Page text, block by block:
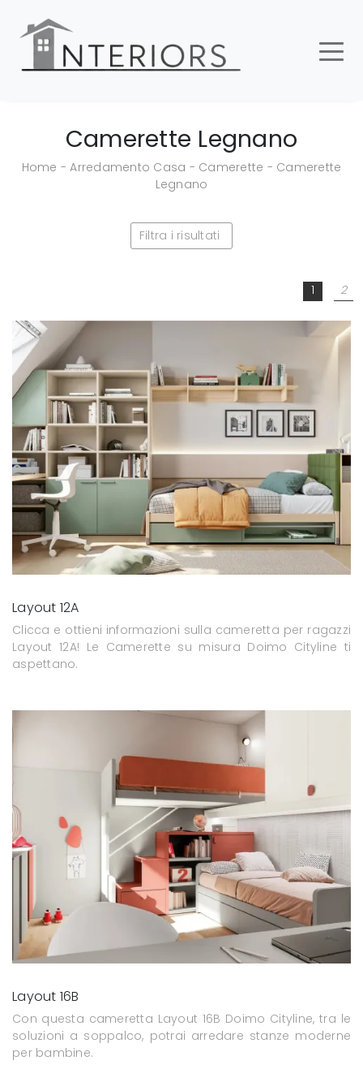
Camerette Legnano
Home -Arredamento Casa - Camerette - Camerette
Legnano
Filtra i risultati
1 2
Layout 12A
Clicca e ottieni informazioni sulla cameretta per ragazzi
Layout 12A! Le Camerette su misura Doimo Cityline ti
aspettano.
Layout 16B
Con questa cameretta Layout 16B Doimo Cityline, tra le
soluzioni a soppalco, potrai arredare stanze moderne
per bambine.